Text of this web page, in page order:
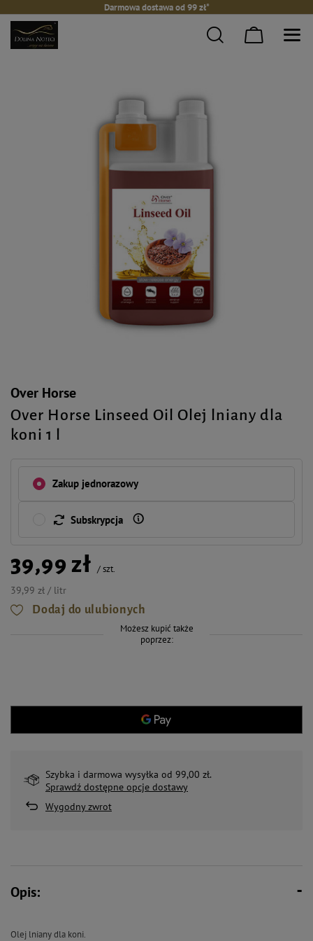
Darmowa dostawa od 99 zł*
Over Horse
Over Horse Linseed Oil Olej lniany dla
koni 1 l
Zakup jednorazowy
Subskrypcja
39,99 zł /szt.
39,99 zł / litr
Dodaj do ulubionych
Możesz kupić także
poprzez:
Szybka i darmowa wysyłka od 99,00 zł.
Sprawdź dostępne opcje dostawy
Wygodny zwrot
Opis:
Olej lniany dla koni.